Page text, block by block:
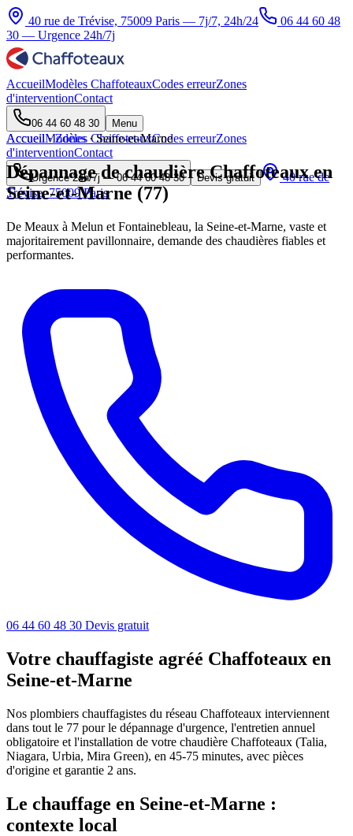
40 rue de Trévise, 75009 Paris — 7j/7, 24h/24
06 44 60 48
30 — Urgence 24h/7j
AccueilModèles ChaffoteauxCodes erreurZones
d'interventionContact
06 44 60 48 30 Menu
AccueilModèles ChaffoteauxCodes erreurZones
d'interventionContact
Urgence 24h/7j —06 44 60 48 30 Devis gratuit
40 rue de
Trévise, 75009 Paris
Accueil·Zones·Seine-et-Marne
Dépannage de chaudière Chaffoteaux en
Seine-et-Marne (77)
De Meaux à Melun et Fontainebleau, la Seine-et-Marne, vaste et
majoritairement pavillonnaire, demande des chaudières fiables et
performantes.
06 44 60 48 30 Devis gratuit
Votre chauffagiste agréé Chaffoteaux en
Seine-et-Marne
Nos plombiers chauffagistes du réseau Chaffoteaux interviennent
dans tout le 77 pour le dépannage d'urgence, l'entretien annuel
obligatoire et l'installation de votre chaudière Chaffoteaux (Talia,
Niagara, Urbia, Mira Green), en 45-75 minutes, avec pièces
d'origine et garantie 2 ans.
Le chauffage en Seine-et-Marne :
contexte local